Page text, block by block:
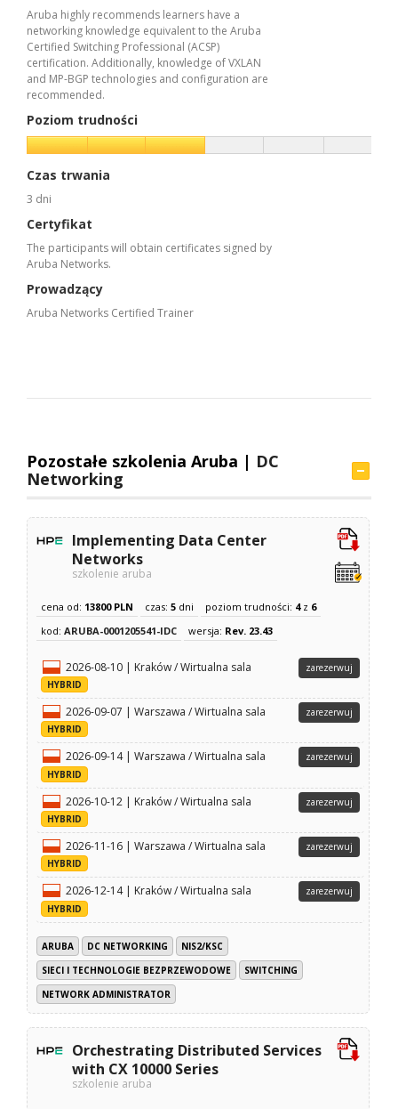
Aruba highly recommends learners have a
networking knowledge equivalent to the Aruba
Certified Switching Professional (ACSP)
certification. Additionally, knowledge of VXLAN
and MP-BGP technologies and configuration are
recommended.
Poziom trudności
Czas trwania
3 dni
Certyfikat
The participants will obtain certificates signed by
Aruba Networks.
Prowadzący
Aruba Networks Certified Trainer
Pozostałe szkolenia Aruba | DC
Networking
Implementing Data Center
Networks
szkolenie aruba
cena od: 13800 PLN czas:5 dni poziom trudności: 4z 6
kod:ARUBA-0001205541-IDC wersja: Rev. 23.43
2026-08-10 | Kraków / Wirtualna sala
HYBRID
zarezerwuj
2026-09-07 | Warszawa / Wirtualna sala
HYBRID
zarezerwuj
2026-09-14 | Warszawa / Wirtualna sala
HYBRID
zarezerwuj
2026-10-12 | Kraków / Wirtualna sala
HYBRID
zarezerwuj
2026-11-16 | Warszawa / Wirtualna sala
HYBRID
zarezerwuj
2026-12-14 | Kraków / Wirtualna sala
HYBRID
zarezerwuj
ARUBA DC NETWORKING
NIS2/KSC
SIECI I TECHNOLOGIE BEZPRZEWODOWE
SWITCHING
NETWORK ADMINISTRATOR
Orchestrating Distributed Services
with CX 10000 Series
szkolenie aruba